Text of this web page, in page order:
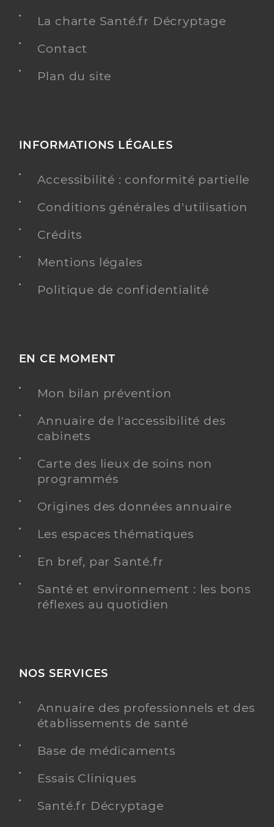
La charte Santé.fr Décryptage
Contact
Plan du site
INFORMATIONS LÉGALES
Accessibilité : conformité partielle
Conditions générales d'utilisation
Crédits
Mentions légales
Politique de confidentialité
EN CE MOMENT
Mon bilan prévention
Annuaire de l'accessibilité des
cabinets
Carte des lieux de soins non
programmés
Origines des données annuaire
Les espaces thématiques
En bref, par Santé.fr
Santé et environnement : les bons
réflexes au quotidien
NOS SERVICES
Annuaire des professionnels et des
établissements de santé
Base de médicaments
Essais Cliniques
Santé.fr Décryptage